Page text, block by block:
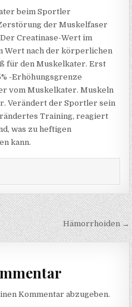
beim Sportler
der Muskelfaser
Creatinase-Wert im
Wert nach der körperlichen
für den Muskelkater. Erst
-Erhöhungsgrenze
vom Muskelkater. Muskeln
Verändert der Sportler sein
Training, reagiert
was zu heftigen
kann.
Hämorrhoiden →
Kommentar abzugeben.